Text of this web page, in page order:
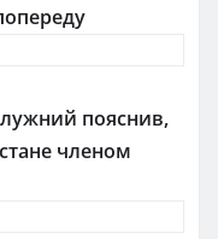
пояснив,
членом